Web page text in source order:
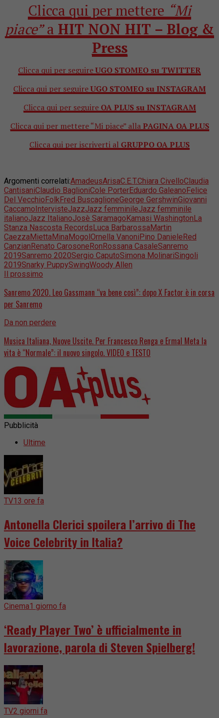
Clicca qui per mettere “Mi
piace”a HIT NON HIT – Blog &
Press
Clicca qui per seguireUGO STOMEO su TWITTER
Clicca qui per seguireUGO STOMEO su INSTAGRAM
Clicca qui per seguire OA PLUS su INSTAGRAM
Clicca qui per mettere “Mi piace” alla PAGINA OA PLUS
Clicca qui per iscriverti al GRUPPO OA PLUS
Argomenti correlati:AmadeusArisaC.E.T.Chiara CivelloClaudia
CantisaniClaudio BaglioniCole PorterEduardo GaleanoFelice
Del VecchioFolkFred BuscaglioneGeorge GershwinGiovanni
CaccamoIntervisteJazzJazz femminileJazz femminile
italianoJazz ItalianoJosè SaramagoKamasi WashingtonLa
Stanza Nascosta RecordsLuca BarbarossaMartin
CaezzaMiettaMinaMogolOrnella VanoniPino DanieleRed
CanzianRenato CarosoneRonRossana CasaleSanremo
2019Sanremo 2020Sergio CaputoSimona MolinariSingoli
2019Snarky PuppySwingWoody Allen
Il prossimo
Sanremo 2020. Leo Gassmann “va bene così”: dopo X Factor è in corsa
per Sanremo
Da non perdere
Musica Italiana, Nuove Uscite. Per Francesco Renga e Ermal Meta la
vita è “Normale”: il nuovo singolo. VIDEO e TESTO
Pubblicità
Ultime
TV13 ore fa
Antonella Clerici spoilera l’arrivo di The
Voice Celebrity in Italia?
Cinema1 giorno fa
‘Ready Player Two’ è ufficialmente in
lavorazione, parola di Steven Spielberg!
TV2 giorni fa